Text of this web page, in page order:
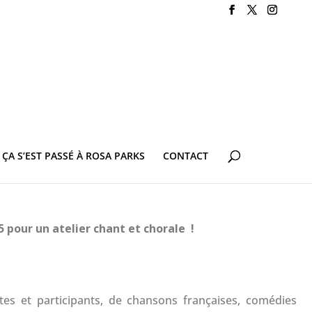
ÇA S’EST PASSÉ À ROSA PARKS CONTACT
pour un atelier chant et chorale !
et participants, de chansons françaises, comédies